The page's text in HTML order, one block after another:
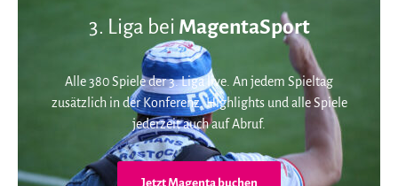
3. Liga bei MagentaSport
Alle 380 Spiele der 3. Liga live. An jedem Spieltag
zusätzlich in der Konferenz. Highlights und alle Spiele
jederzeit auch auf Abruf.
Jetzt Magenta buchen